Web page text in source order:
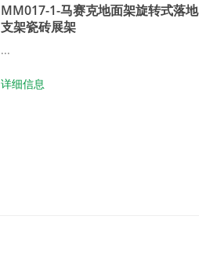
MM017-1-马赛克地面架旋转式落地
支架瓷砖展架
...
详细信息